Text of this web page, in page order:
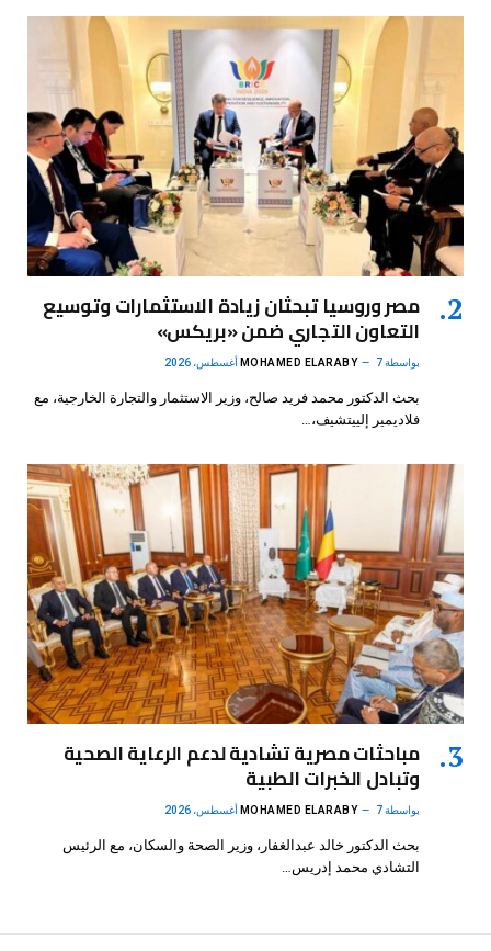
مصر وروسيا تبحثان زيادة الاستثمارات وتوسيع
التعاون التجاري ضمن «بريكس»
بواسطة MOHAMED ELARABY 7 أغسطس، 2026
بحث الدكتور محمد فريد صالح، وزير الاستثمار والتجارة الخارجية، مع
فلاديمير إلييتشيف،…
مباحثات مصرية تشادية لدعم الرعاية الصحية
وتبادل الخبرات الطبية
بواسطة MOHAMED ELARABY 7 أغسطس، 2026
بحث الدكتور خالد عبدالغفار، وزير الصحة والسكان، مع الرئيس
التشادي محمد إدريس…